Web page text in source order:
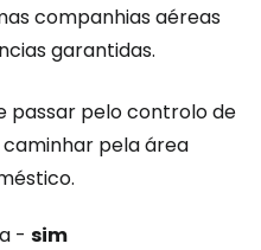
companhias aéreas
garantidas.
passar pelo controlo de
pela área
- sim